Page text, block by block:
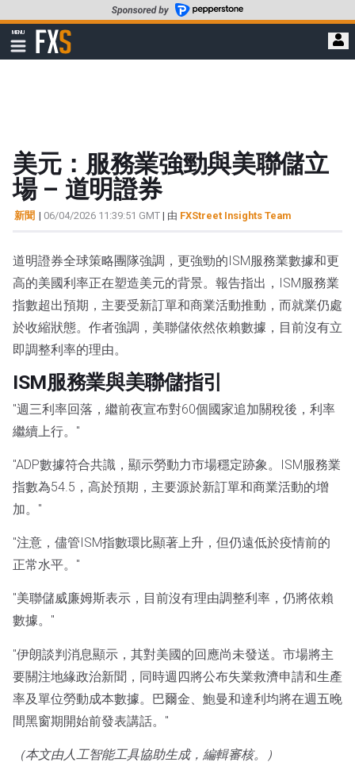
至
要
MENU
顯
示
FXStreet
美元：服務業強勁與美聯儲立
場 – 道明證券
新聞 | 06/04/2026 11:39:51 GMT | 由 FXStreet Insights Team
道明證券全球策略團隊強調，更強勁的ISM服務業數據和更
高的美國利率正在塑造美元的背景。報告指出，ISM服務業
指數超出預期，主要受新訂單和商業活動推動，而就業仍處
於收縮狀態。作者強調，美聯儲依然依賴數據，目前沒有立
即調整利率的理由。
ISM服務業與美聯儲指引
"週三利率回落，繼前夜宣布對60個國家追加關稅後，利率
繼續上行。"
"ADP數據符合共識，顯示勞動力市場穩定跡象。ISM服務業
指數為54.5，高於預期，主要源於新訂單和商業活動的增
加。"
"注意，儘管ISM指數環比顯著上升，但仍遠低於疫情前的
正常水平。"
"美聯儲威廉姆斯表示，目前沒有理由調整利率，仍將依賴
數據。"
"伊朗談判消息顯示，其對美國的回應尚未發送。市場將主
要關注地緣政治新聞，同時週四將公布失業救濟申請和生產
率及單位勞動成本數據。巴爾金、鮑曼和達利均將在週五晚
間黑窗期開始前發表講話。"
（本文由人工智能工具協助生成，編輯審核。）